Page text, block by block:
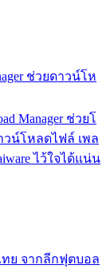
ช่วยดาวน์โห
Manager ช่วยโ
วน์โหลดไฟล์ เพล
ไว้ใจได้แน่น
ทย จากลีกฟุตบอล